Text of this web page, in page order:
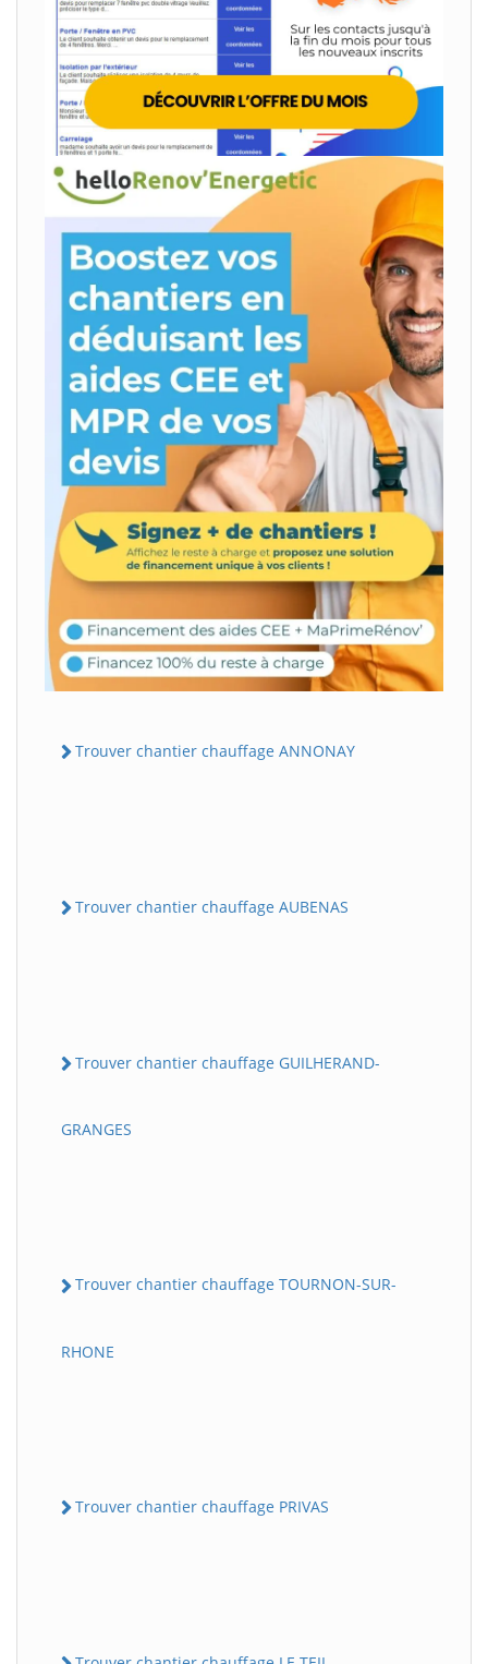
Trouver chantier chauffage ANNONAY
Trouver chantier chauffage AUBENAS
Trouver chantier chauffage GUILHERAND-
GRANGES
Trouver chantier chauffage TOURNON-SUR-
RHONE
Trouver chantier chauffage PRIVAS